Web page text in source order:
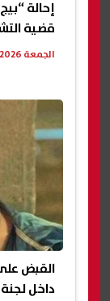
إحالة
قضية
الجمعة 12/06/2026 12:56 م
القبض
داخل